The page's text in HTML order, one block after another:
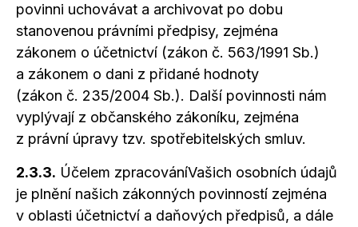
povinni uchovávat a archivovat po dobu
stanovenou právními předpisy, zejména
zákonem o účetnictví (zákon č. 563/1991 Sb.)
a zákonem o dani z přidané hodnoty
(zákon č. 235/2004 Sb.). Další povinnosti nám
vyplývají z občanského zákoníku, zejména
z právní úpravy tzv. spotřebitelských smluv.
2.3.3. Účelem zpracováníVašich osobních údajů
je plnění našich zákonných povinností zejména
v oblasti účetnictví a daňových předpisů, a dále